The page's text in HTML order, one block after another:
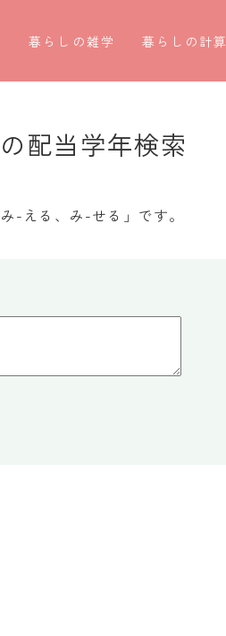
暮らしの雑学
暮らしの豆知識
子育て豆知識
暮らしの計算
割引計算
消費税計算
配当学年検索
-える、み-せる」です。